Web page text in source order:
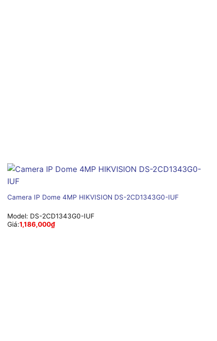
Camera IP Dome 4MP HIKVISION DS-2CD1343G0-IUF
Model: DS-2CD1343G0-IUF
Giá:1,186,000₫